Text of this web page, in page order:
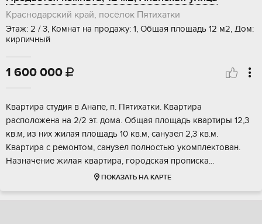
Краснодарский край, посёлок Пятихатки
Этаж: 2 / 3, Комнат на продажу: 1, Общая площадь 12 м2, Дом:
кирпичный
1 600 000 
Квартира студия в Анапе, п. Пятихатки. Квартира
расположена на 2/2 эт. дома. Общая площадь квартиры 12,3
кв.м, из них жилая площадь 10 кв.м, санузел 2,3 кв.м.
Квартира с ремонтом, санузел полностью укомплектован.
Назначение жилая квартира, городская прописка...
ПОКАЗАТЬ НА КАРТЕ